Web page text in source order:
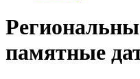
памятные